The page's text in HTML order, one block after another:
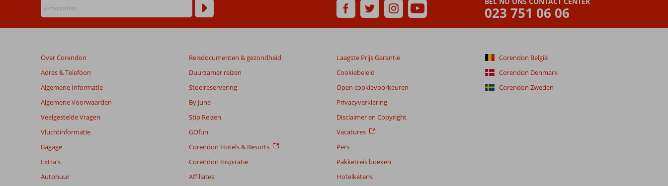
die
ouder
zijn
maanden
niet
meer
om
de
van
023 751 06 06
Over Corendon
Adres & Telefoon
Algemene Informatie
Algemene Voorwaarden
Veelgestelde Vragen
Vluchtinformatie
Bagage
Extra's
Autohuur
Reisdocumenten & gezondheid
Duurzamer reizen
Stoelreservering
By June
Stip Reizen
GOfun
Corendon Hotels & Resorts
Corendon Inspiratie
Affiliates
Laagste Prijs Garantie
Cookiebeleid
Open cookievoorkeuren
Privacyverklaring
Disclaimer en Copyright
Vacatures
Pers
Pakketreis boeken
Hotelketens
Corendon België
Corendon Denmark
Corendon Zweden